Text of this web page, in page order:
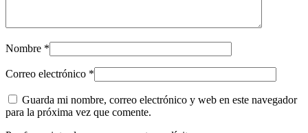
Nombre *
Correo electrónico *
Guarda mi nombre, correo electrónico y web en este navegador
para la próxima vez que comente.